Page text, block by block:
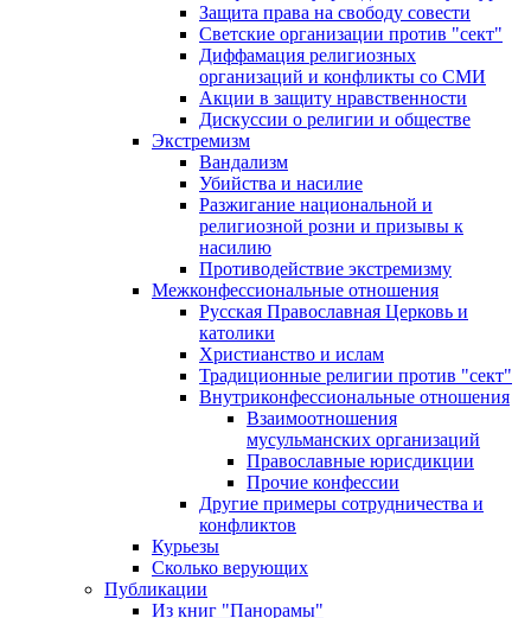
Защита права на свободу совести
Светские организации против "сект"
Диффамация религиозных
организаций и конфликты со СМИ
Акции в защиту нравственности
Дискуссии о религии и обществе
Экстремизм
Вандализм
Убийства и насилие
Разжигание национальной и
религиозной розни и призывы к
насилию
Противодействие экстремизму
Межконфессиональные отношения
Русская Православная Церковь и
католики
Христианство и ислам
Традиционные религии против "сект"
Внутриконфессиональные отношения
Взаимоотношения
мусульманских организаций
Православные юрисдикции
Прочие конфессии
Другие примеры сотрудничества и
конфликтов
Курьезы
Сколько верующих
Публикации
Из книг "Панорамы"